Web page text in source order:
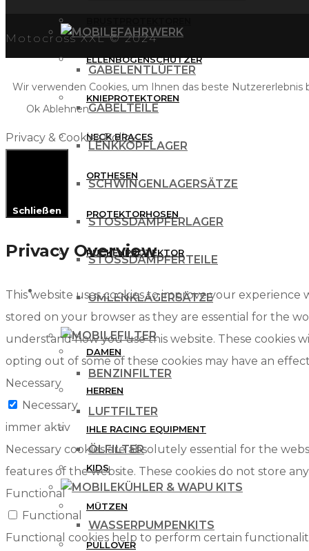
FAHRWERK
GABELENTLÜFTER
GABELTEILE
LENKKOPFLAGER
SCHWINGENLAGERSÄTZE
STOSSDÄMPFERLAGER
STOSSDÄMPFERTEILE
UMLENKLAGERSÄTZE
FILTER
BENZINFILTER
LUFTFILTER
ÖLFILTER
KÜHLER & WAPU KITS
WASSERPUMPENKITS
ELLENBOGENSCHÜTZER
KNIEPROTEKTOREN
NECK BRACES
ORTHESEN
PROTEKTORHOSEN
RÜCKENPROTEKTOR
FREIZEITBEKLEIDUNG
DAMEN
HERREN
IHLE RACING EQUIPMENT
KIDS
MÜTZEN
PULLOVER
Motocross XXL © 2024
Wir verwenden Cookies, um Ihnen das beste
Ok Ablehnen
Privacy & Cookies Policy
Schließen
Privacy Overview
This website uses cookies to improve your
stored on your browser as they are essential for the
understand how you use this website. These cookies
opting out of some of these cookies may have an
Necessary
Necessary
immer aktiv
Necessary cookies are absolutely essential for the
features of the website. These cookies do not store
Functional
Functional
Functional cookies help to perform certain